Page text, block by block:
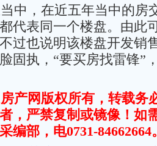
中，在近五年当中的房
代表同一个楼盘。由此
过也说明该楼盘开发销
固执，“要买房找雷锋”
产网版权所有，转载务
，严禁复制或镜像！如
编部，电0731-84662664